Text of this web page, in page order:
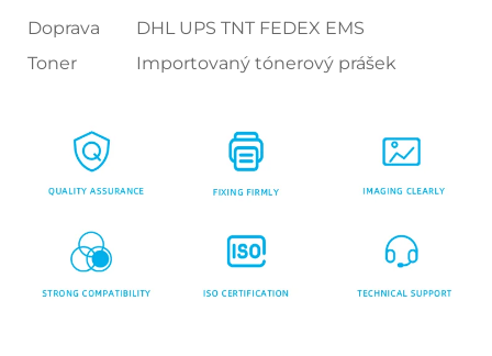
Doprava
DHL UPS TNT FEDEX EMS
Toner
Importovaný tónerový prášek